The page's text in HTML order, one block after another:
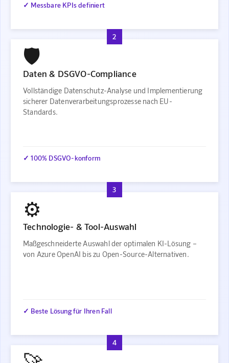
✓ Messbare KPIs definiert
2
🛡️
Daten & DSGVO-Compliance
Vollständige Datenschutz-Analyse und Implementierung
sicherer Datenverarbeitungsprozesse nach EU-
Standards.
✓ 100% DSGVO-konform
3
⚙️
Technologie- & Tool-Auswahl
Maßgeschneiderte Auswahl der optimalen KI-Lösung –
von Azure OpenAI bis zu Open-Source-Alternativen.
✓ Beste Lösung für Ihren Fall
4